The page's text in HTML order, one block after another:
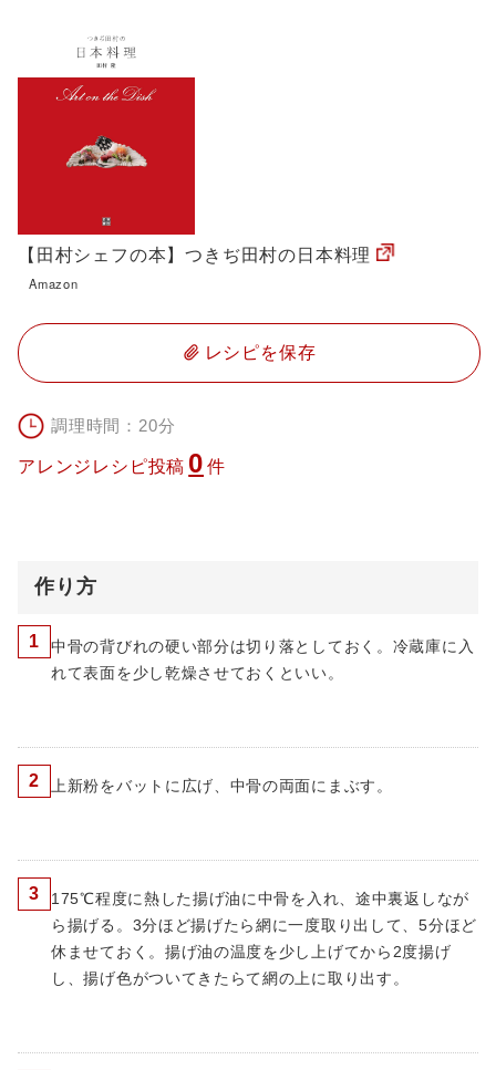
【田村シェフの本】つきぢ田村の日本料理
Amazon
レシピを保存
調理時間：20分
アレンジレシピ投稿 0 件
作り方
1
中骨の背びれの硬い部分は切り落としておく。冷蔵庫に入
れて表面を少し乾燥させておくといい。
2 上新粉をバットに広げ、中骨の両面にまぶす。
3
175℃程度に熱した揚げ油に中骨を入れ、途中裏返しなが
ら揚げる。3分ほど揚げたら網に一度取り出して、5分ほど
休ませておく。揚げ油の温度を少し上げてから2度揚げ
し、揚げ色がついてきたらて網の上に取り出す。